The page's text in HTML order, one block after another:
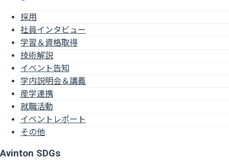
採用
社員インタビュー
学習＆資格取得
技術解説
イベント告知
学内説明会＆講義
産学連携
就職活動
イベントレポート
その他
Avinton SDGs